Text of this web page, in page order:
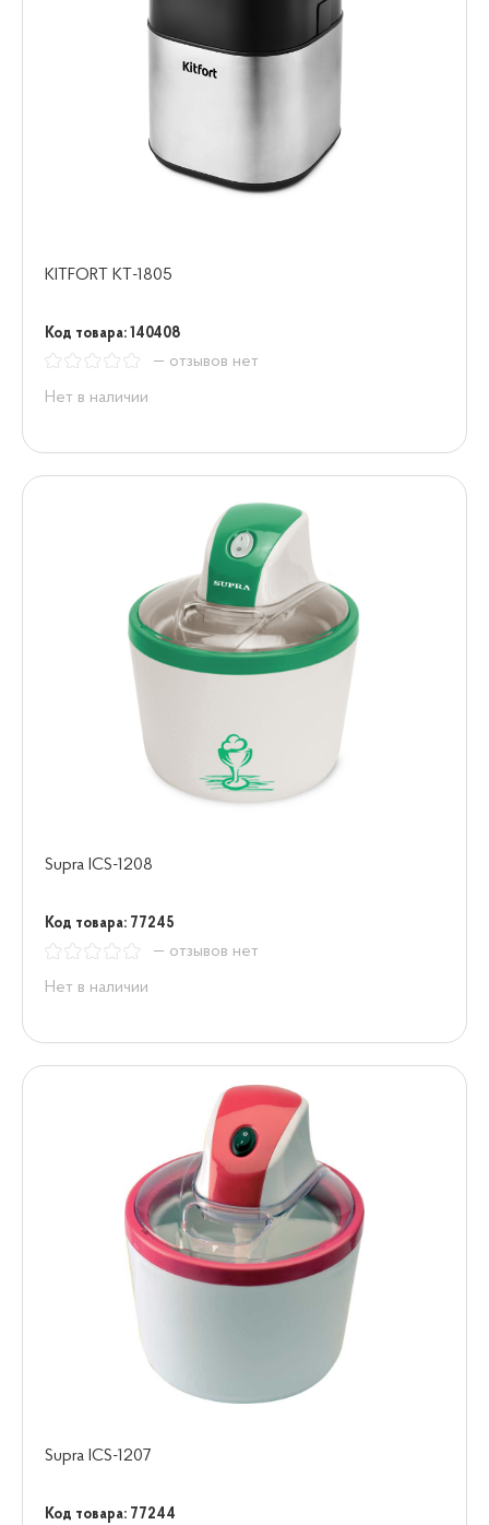
KITFORT КТ-1805
Код товара: 140408
— отзывов нет
Нет в наличии
Supra ICS-1208
Код товара: 77245
— отзывов нет
Нет в наличии
Supra ICS-1207
Код товара: 77244